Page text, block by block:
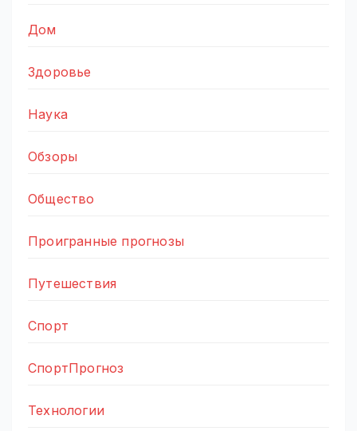
Дом
Здоровье
Наука
Обзоры
Общество
Проигранные прогнозы
Путешествия
Спорт
СпортПрогноз
Технологии